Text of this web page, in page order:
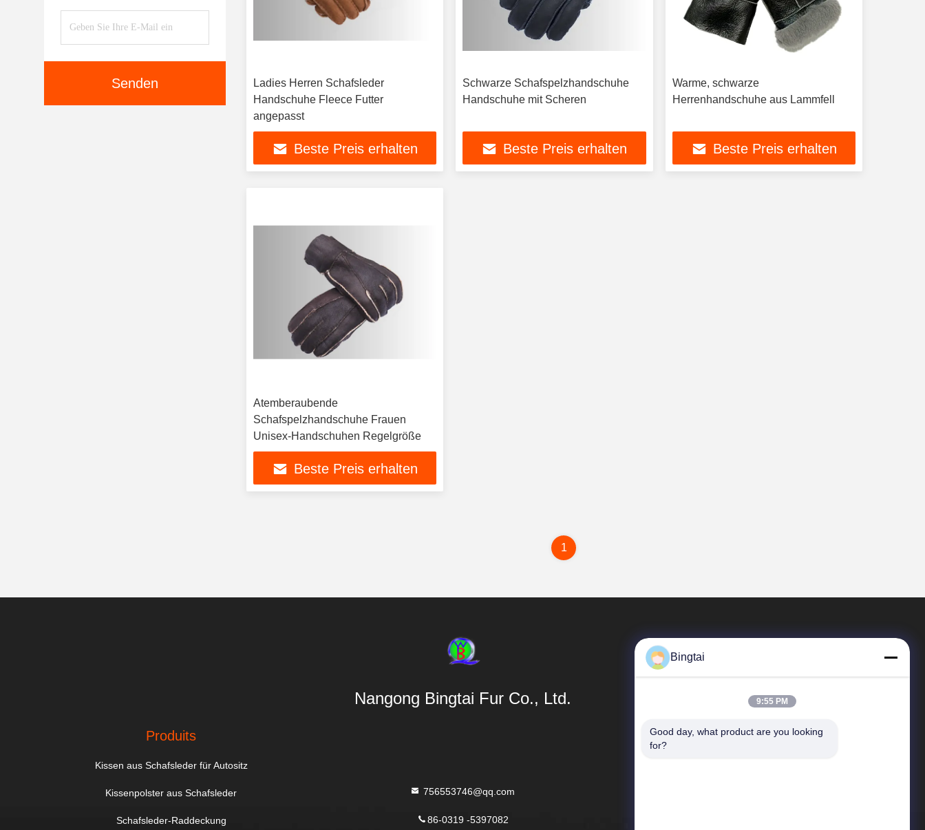
Senden
Ladies Herren Schafsleder
Handschuhe Fleece Futter
angepasst
Beste Preis erhalten
Schwarze Schafspelzhandschuhe
Handschuhe mit Scheren
Beste Preis erhalten
Warme, schwarze
Herrenhandschuhe aus Lammfell
Beste Preis erhalten
Atemberaubende
Schafspelzhandschuhe Frauen
Unisex-Handschuhen Regelgröße
Beste Preis erhalten
1
Nangong Bingtai Fur Co., Ltd.
Produits
Kissen aus Schafsleder für Autositz
Kissenpolster aus Schafsleder
Schafsleder-Raddeckung
756553746@qq.com
86-0319 -5397082
Schnelle Verbindungen
Bingtai
9:55 PM
Good day, what product are you looking
for?